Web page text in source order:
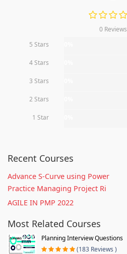
0 Reviews
5 Stars
4 Stars
3 Stars
2 Stars
1 Star
Recent Courses
Advance S-Curve using Power
Practice Managing Project Ri
AGILE IN PMP 2022
Most Related Courses
Planning Interview Questions
(183 Reviews )